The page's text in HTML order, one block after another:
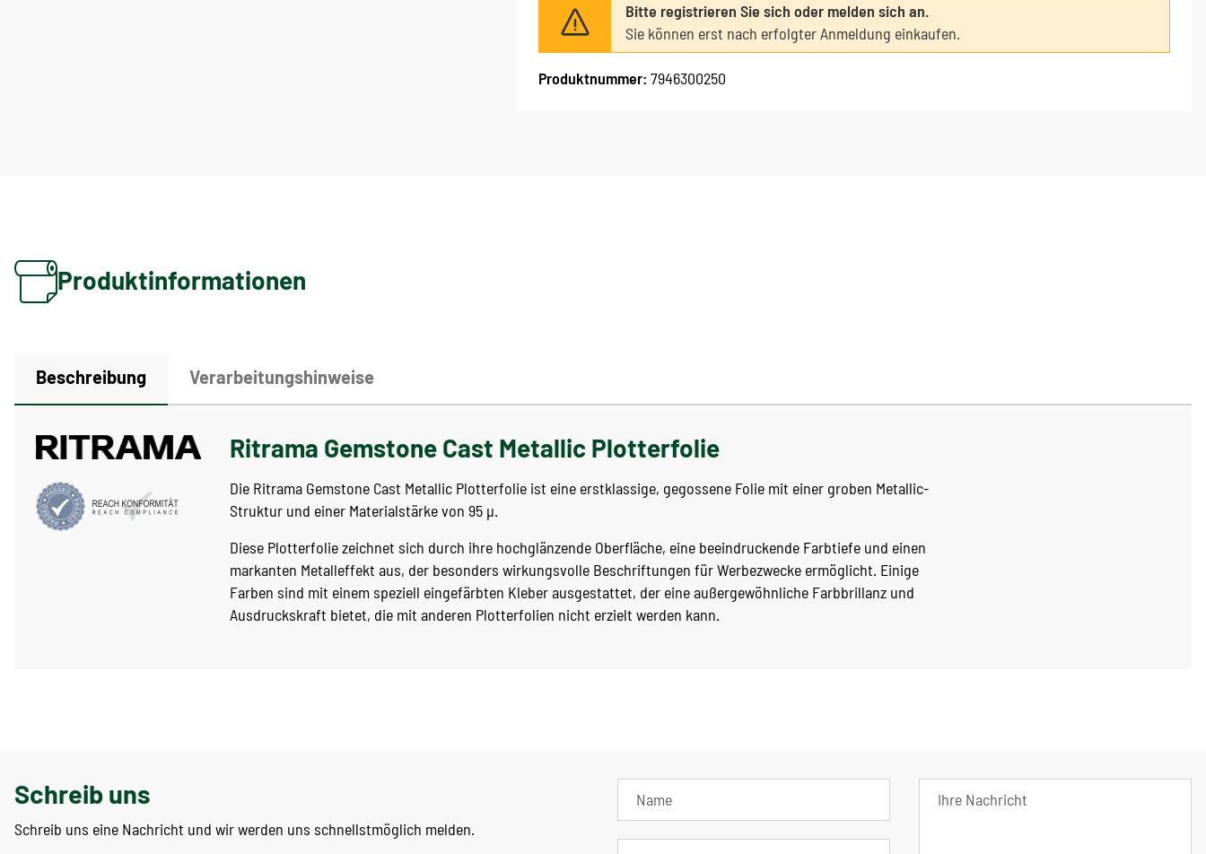
Bitte registrieren Sie sich oder melden sich an.
Sie können erst nach erfolgter Anmeldung einkaufen.
Produktnummer: 7946300250
Produktinformationen
Beschreibung Verarbeitungshinweise
Ritrama Gemstone Cast Metallic Plotterfolie
Die Ritrama Gemstone Cast Metallic Plotterfolie ist eine erstklassige, gegossene Folie mit einer groben Metallic-
Struktur und einer Materialstärke von 95 µ.
Diese Plotterfolie zeichnet sich durch ihre hochglänzende Oberfläche, eine beeindruckende Farbtiefe und einen
markanten Metalleffekt aus, der besonders wirkungsvolle Beschriftungen für Werbezwecke ermöglicht. Einige
Farben sind mit einem speziell eingefärbten Kleber ausgestattet, der eine außergewöhnliche Farbbrillanz und
Ausdruckskraft bietet, die mit anderen Plotterfolien nicht erzielt werden kann.
Schreib uns
Schreib uns eine Nachricht und wir werden uns schnellstmöglich melden.